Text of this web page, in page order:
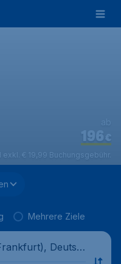
€
196
ab
€ 19,99 Buchungsgebühr.
Mehrere Ziele
Deutsc